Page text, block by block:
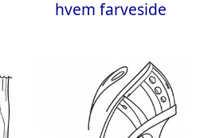
hvem farveside